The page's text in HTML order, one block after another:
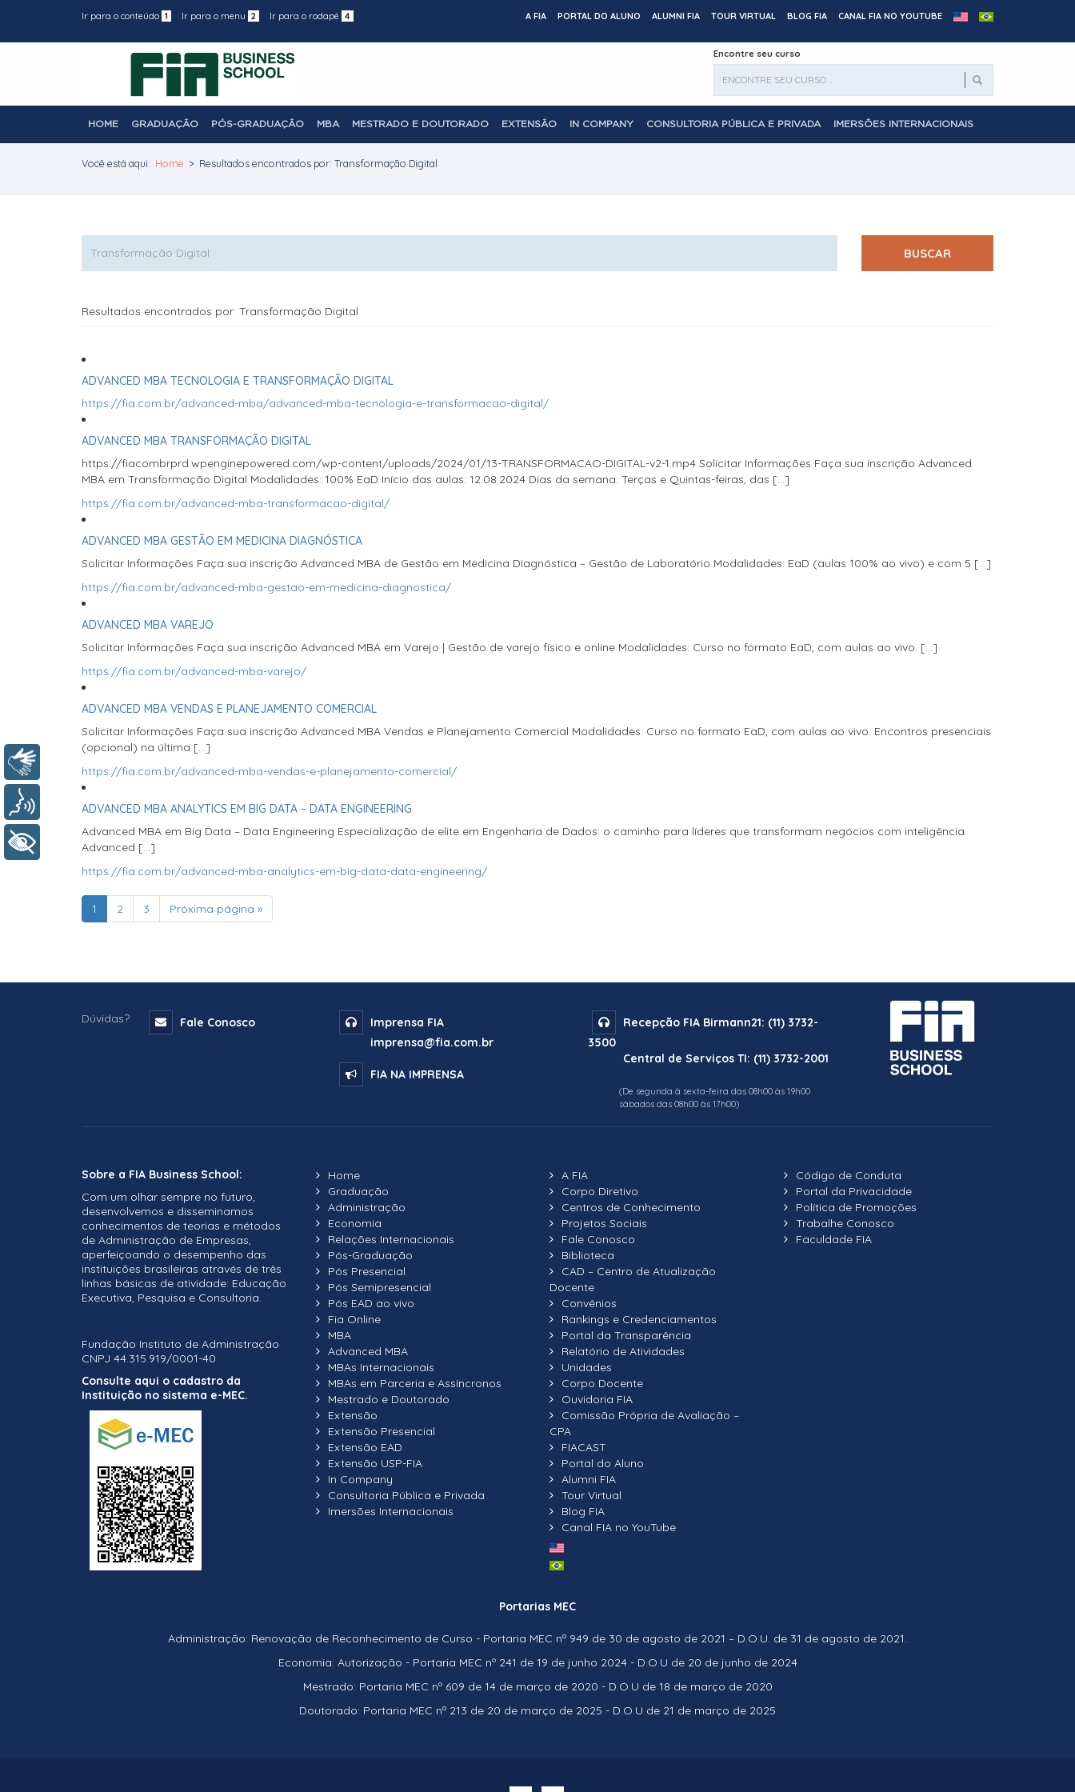
Ir para o conteúdo 1 Ir para o menu 2 Ir para o rodapé 4 A FIA PORTAL DO ALUNO ALUMNI FIA TOUR VIRTUAL BLOG FIA CANAL FIA NO YOUTUBE
Encontre seu curso
HOME GRADUAÇÃO PÓS-GRADUAÇÃO MBA MESTRADO E DOUTORADO EXTENSÃO IN COMPANY CONSULTORIA PÚBLICA E PRIVADA IMERSÕES INTERNACIONAIS
Você está aqui: Home > Resultados encontrados por: Transformação Digital
Resultados encontrados por: Transformação Digital
ADVANCED MBA TECNOLOGIA E TRANSFORMAÇÃO DIGITAL
https://fia.com.br/advanced-mba/advanced-mba-tecnologia-e-transformacao-digital/
ADVANCED MBA TRANSFORMAÇÃO DIGITAL
https://fiacombrprd.wpenginepowered.com/wp-content/uploads/2024/01/13-TRANSFORMACAO-DIGITAL-v2-1.mp4 Solicitar Informações Faça sua inscrição Advanced
MBA em Transformação Digital Modalidades: 100% EaD Início das aulas: 12.08.2024 Dias da semana: Terças e Quintas-feiras, das […]
https://fia.com.br/advanced-mba-transformacao-digital/
ADVANCED MBA GESTÃO EM MEDICINA DIAGNÓSTICA
Solicitar Informações Faça sua inscrição Advanced MBA de Gestão em Medicina Diagnóstica – Gestão de Laboratório Modalidades: EaD (aulas 100% ao vivo) e com 5 […]
https://fia.com.br/advanced-mba-gestao-em-medicina-diagnostica/
ADVANCED MBA VAREJO
Solicitar Informações Faça sua inscrição Advanced MBA em Varejo | Gestão de varejo físico e online Modalidades: Curso no formato EaD, com aulas ao vivo. […]
https://fia.com.br/advanced-mba-varejo/
ADVANCED MBA VENDAS E PLANEJAMENTO COMERCIAL
Solicitar Informações Faça sua inscrição Advanced MBA Vendas e Planejamento Comercial Modalidades: Curso no formato EaD, com aulas ao vivo. Encontros presenciais
(opcional) na última […]
https://fia.com.br/advanced-mba-vendas-e-planejamento-comercial/
ADVANCED MBA ANALYTICS EM BIG DATA – DATA ENGINEERING
Advanced MBA em Big Data – Data Engineering Especialização de elite em Engenharia de Dados: o caminho para líderes que transformam negócios com inteligência.
Advanced […]
https://fia.com.br/advanced-mba-analytics-em-big-data-data-engineering/
1 2 3 Próxima página »
Dúvidas? Fale Conosco
Imprensa FIA
imprensa@fia.com.br
FIA NA IMPRENSA
Recepção FIA Birmann21: (11) 3732-
3500
Central de Serviços TI: (11) 3732-2001
(De segunda à sexta-feira das 08h00 às 19h00
sábados das 08h00 às 17h00)
Sobre a FIA Business School:
Com um olhar sempre no futuro,
desenvolvemos e disseminamos
conhecimentos de teorias e métodos
de Administração de Empresas,
aperfeiçoando o desempenho das
instituições brasileiras através de três
linhas básicas de atividade: Educação
Executiva, Pesquisa e Consultoria.
Fundação Instituto de Administração
CNPJ 44.315.919/0001-40
Consulte aqui o cadastro da
Instituição no sistema e-MEC.
Home
Graduação
Administração
Economia
Relações Internacionais
Pós-Graduação
Pós Presencial
Pós Semipresencial
Pós EAD ao vivo
Fia Online
MBA
Advanced MBA
MBAs Internacionais
MBAs em Parceria e Assíncronos
Mestrado e Doutorado
Extensão
Extensão Presencial
Extensão EAD
Extensão USP-FIA
In Company
Consultoria Pública e Privada
Imersões Internacionais
A FIA
Corpo Diretivo
Centros de Conhecimento
Projetos Sociais
Fale Conosco
Biblioteca
CAD – Centro de Atualização
Docente
Convênios
Rankings e Credenciamentos
Portal da Transparência
Relatório de Atividades
Unidades
Corpo Docente
Ouvidoria FIA
Comissão Própria de Avaliação –
CPA
FIACAST
Portal do Aluno
Alumni FIA
Tour Virtual
Blog FIA
Canal FIA no YouTube
Código de Conduta
Portal da Privacidade
Política de Promoções
Trabalhe Conosco
Faculdade FIA
Portarias MEC
Administração: Renovação de Reconhecimento de Curso - Portaria MEC nº 949 de 30 de agosto de 2021 – D.O.U. de 31 de agosto de 2021.
Economia: Autorização - Portaria MEC nº 241 de 19 de junho 2024 - D.O.U de 20 de junho de 2024
Mestrado: Portaria MEC nº 609 de 14 de março de 2020 - D.O.U de 18 de março de 2020
Doutorado: Portaria MEC nº 213 de 20 de março de 2025 - D.O.U de 21 de março de 2025
+ Acessibilidade